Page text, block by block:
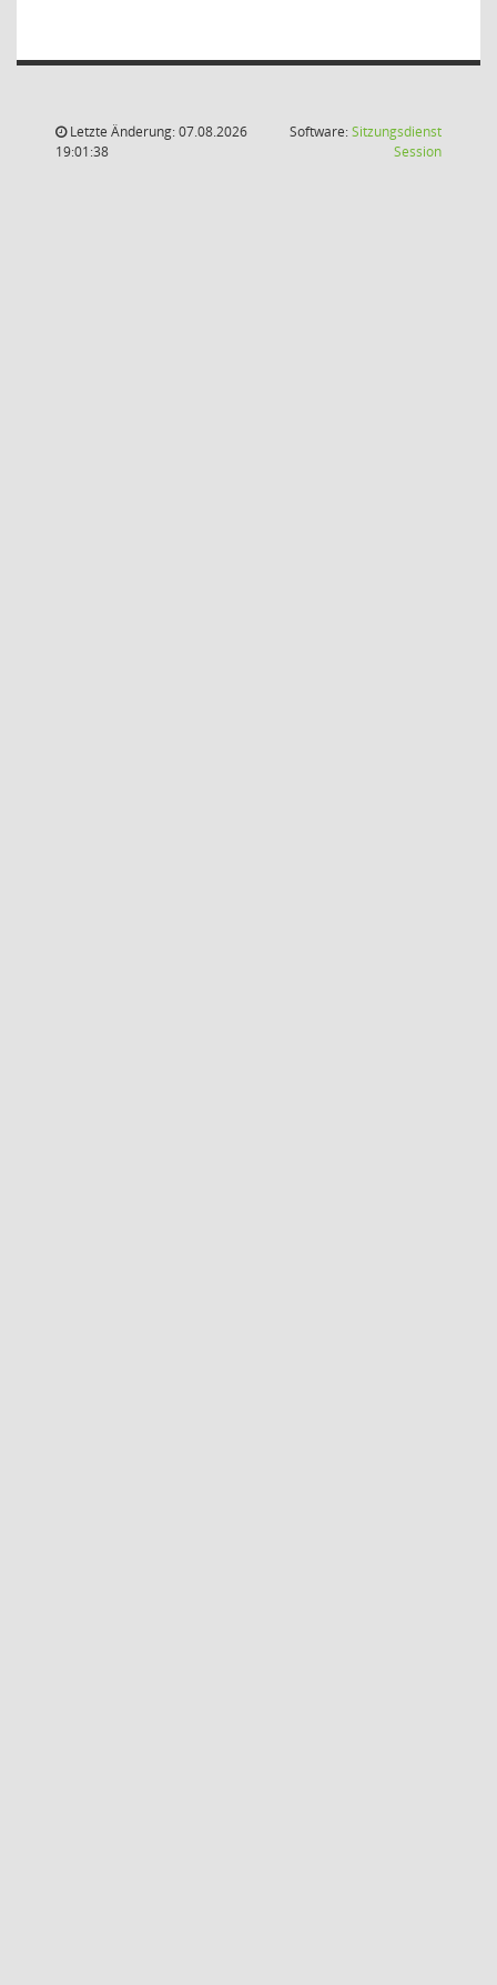
Letzte Änderung: 07.08.2026
19:01:38
Software:Sitzungsdienst
Session(Wird in